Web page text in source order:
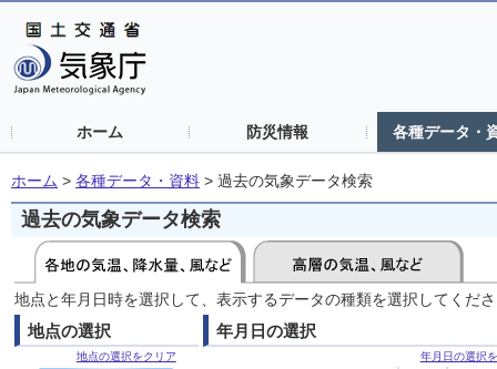
ホーム 防災情報 各種データ・
ホーム > 各種データ・資料 > 過去の気象データ検索
過去の気象データ検索
地点と年月日時を選択して、表示するデータの種類を選択してくだ
地点の選択
地点の選択をクリア
年月日の選択
年月日の選択